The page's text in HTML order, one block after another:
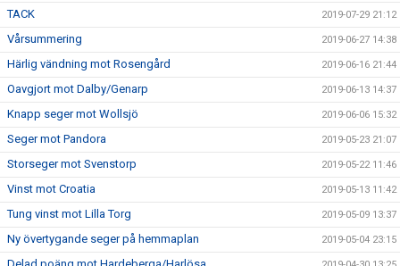
TACK 2019-07-29 21:12
Vårsummering 2019-06-27 14:38
Härlig vändning mot Rosengård 2019-06-16 21:44
Oavgjort mot Dalby/Genarp 2019-06-13 14:37
Knapp seger mot Wollsjö 2019-06-06 15:32
Seger mot Pandora 2019-05-23 21:07
Storseger mot Svenstorp 2019-05-22 11:46
Vinst mot Croatia 2019-05-13 11:42
Tung vinst mot Lilla Torg 2019-05-09 13:37
Ny övertygande seger på hemmaplan 2019-05-04 23:15